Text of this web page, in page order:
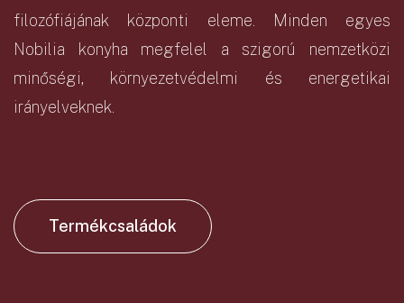
filozófiájának központi eleme. Minden egyes
Nobilia konyha megfelel a szigorú nemzetközi
minőségi, környezetvédelmi és energetikai
irányelveknek.
Termékcsaládok